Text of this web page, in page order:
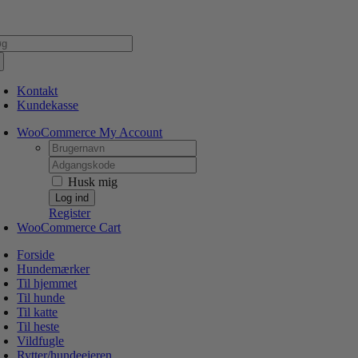
content
Kontakt
Kundekasse
WooCommerce My Account
Username:
Password:
Husk mig
Register
WooCommerce Cart
Forside
Hundemærker
Til hjemmet
Til hunde
Til katte
Til heste
Vildfugle
Rytter/hundeejeren